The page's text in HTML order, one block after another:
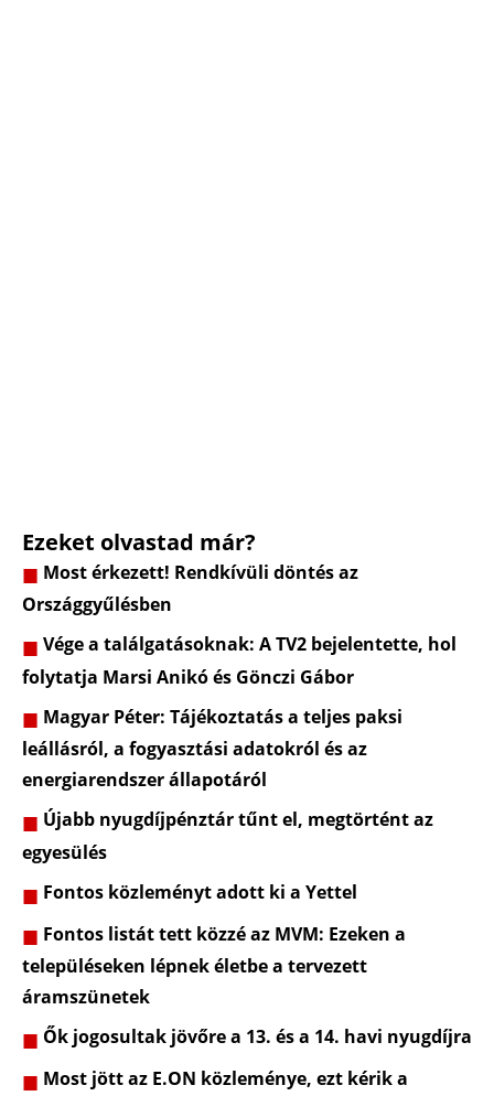
Ezeket olvastad már?
Most érkezett! Rendkívüli döntés az
Országgyűlésben
Vége a találgatásoknak: A TV2 bejelentette, hol
folytatja Marsi Anikó és Gönczi Gábor
Magyar Péter: Tájékoztatás a teljes paksi
leállásról, a fogyasztási adatokról és az
energiarendszer állapotáról
Újabb nyugdíjpénztár tűnt el, megtörtént az
egyesülés
Fontos közleményt adott ki a Yettel
Fontos listát tett közzé az MVM: Ezeken a
településeken lépnek életbe a tervezett
áramszünetek
Ők jogosultak jövőre a 13. és a 14. havi nyugdíjra
Most jött az E.ON közleménye, ezt kérik a